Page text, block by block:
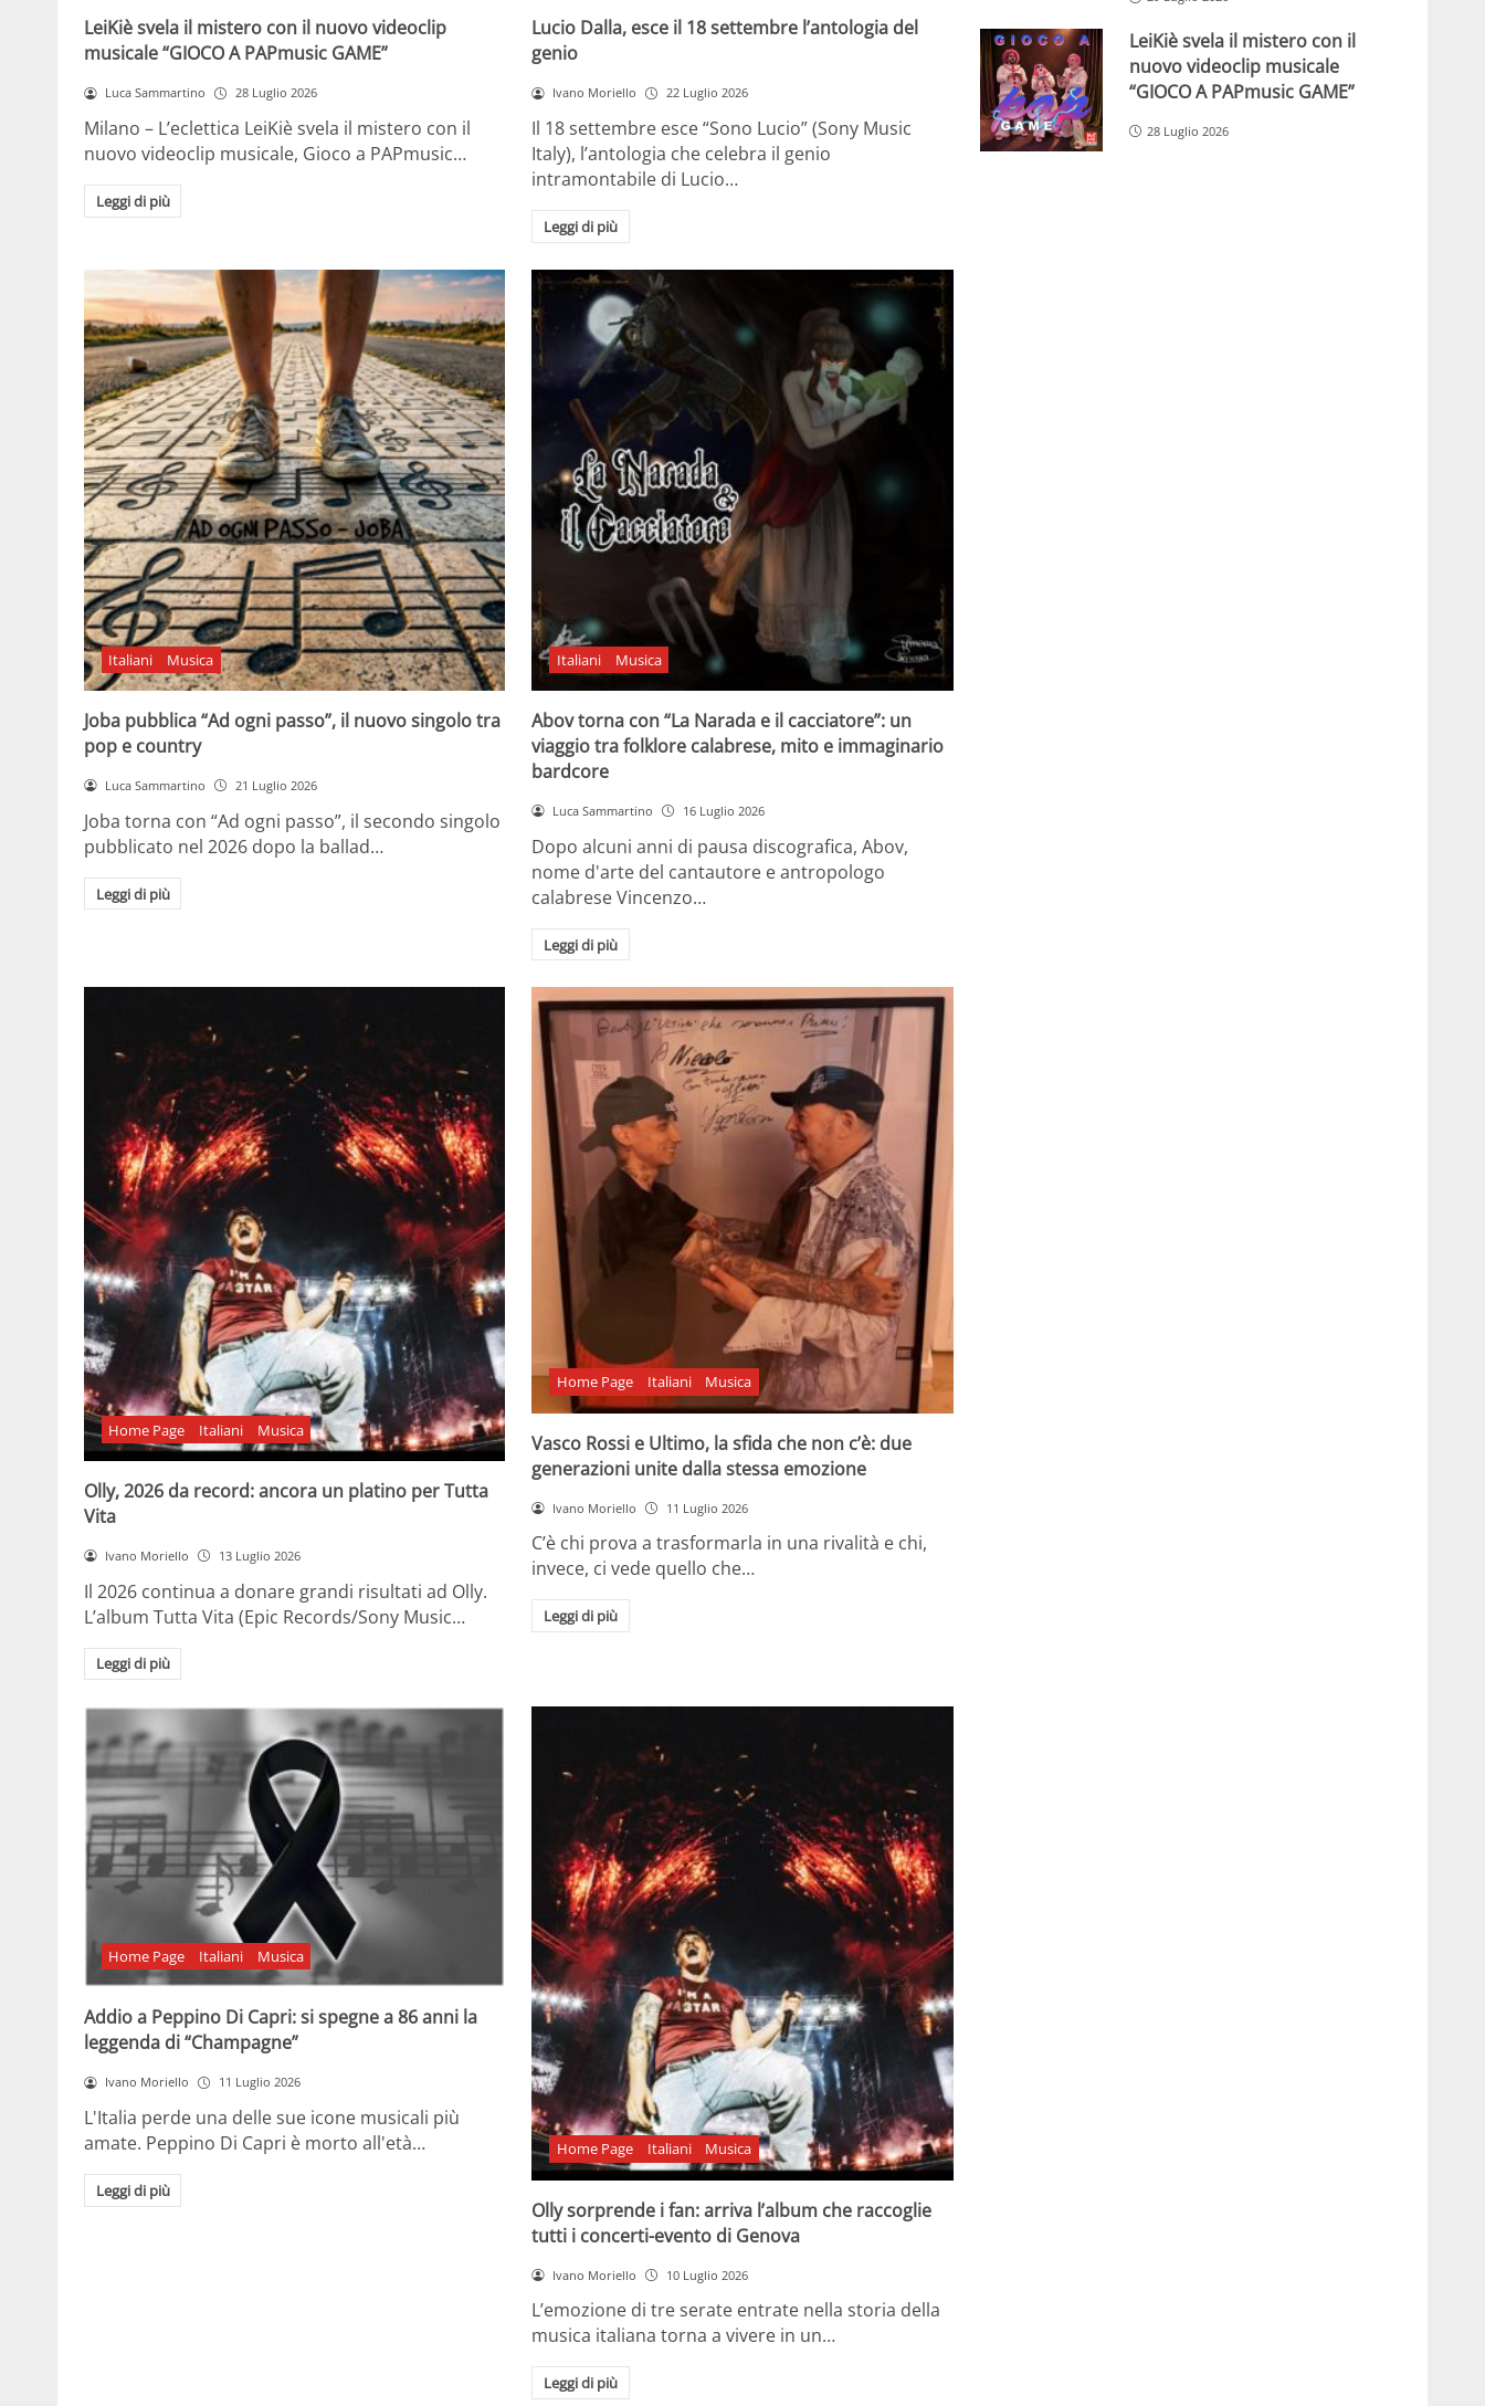
LeiKiè svela il mistero con il nuovo videoclip
musicale “GIOCO A PAPmusic GAME”
Luca Sammartino 28 Luglio 2026
Milano – L’eclettica LeiKiè svela il mistero con il
nuovo videoclip musicale, Gioco a PAPmusic…
Leggi di più
Lucio Dalla, esce il 18 settembre l’antologia del
genio
Ivano Moriello 22 Luglio 2026
Il 18 settembre esce “Sono Lucio” (Sony Music
Italy), l’antologia che celebra il genio
intramontabile di Lucio…
Leggi di più
Italiani Musica
Joba pubblica “Ad ogni passo”, il nuovo singolo tra
pop e country
Luca Sammartino 21 Luglio 2026
Joba torna con “Ad ogni passo”, il secondo singolo
pubblicato nel 2026 dopo la ballad…
Leggi di più
Italiani Musica
Abov torna con “La Narada e il cacciatore”: un
viaggio tra folklore calabrese, mito e immaginario
bardcore
Luca Sammartino 16 Luglio 2026
Dopo alcuni anni di pausa discografica, Abov,
nome d'arte del cantautore e antropologo
calabrese Vincenzo…
Leggi di più
Home Page Italiani Musica
Olly, 2026 da record: ancora un platino per Tutta
Vita
Ivano Moriello 13 Luglio 2026
Il 2026 continua a donare grandi risultati ad Olly.
L’album Tutta Vita (Epic Records/Sony Music…
Leggi di più
Home Page Italiani Musica
Vasco Rossi e Ultimo, la sfida che non c’è: due
generazioni unite dalla stessa emozione
Ivano Moriello 11 Luglio 2026
C’è chi prova a trasformarla in una rivalità e chi,
invece, ci vede quello che…
Leggi di più
Home Page Italiani Musica
Addio a Peppino Di Capri: si spegne a 86 anni la
leggenda di “Champagne”
Ivano Moriello 11 Luglio 2026
L'Italia perde una delle sue icone musicali più
amate. Peppino Di Capri è morto all'età…
Leggi di più
Home Page Italiani Musica
Olly sorprende i fan: arriva l’album che raccoglie
tutti i concerti-evento di Genova
Ivano Moriello 10 Luglio 2026
L’emozione di tre serate entrate nella storia della
musica italiana torna a vivere in un…
Leggi di più
LeiKiè svela il mistero con il
nuovo videoclip musicale
“GIOCO A PAPmusic GAME”
28 Luglio 2026